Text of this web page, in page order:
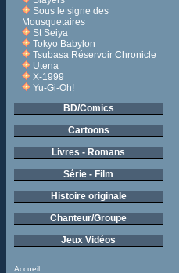
Sous le signe des
Mousquetaires
St Seiya
Tokyo Babylon
Tsubasa Réservoir Chronicle
Utena
X-1999
Yu-Gi-Oh!
BD/Comics
Cartoons
Livres - Romans
Série - Film
Histoire originale
Chanteur/Groupe
Jeux Vidéos
Accueil